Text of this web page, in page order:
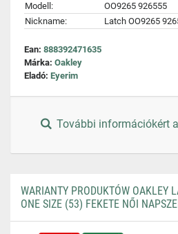
Modell:
OO9265 926555
Nickname:
Latch OO9265
Ean: 888392471635
Márka: Oakley
Eladó: Eyerim
További információkért
WARIANTY PRODUKTÓW OAKLEY
ONE SIZE (53) FEKETE NŐI